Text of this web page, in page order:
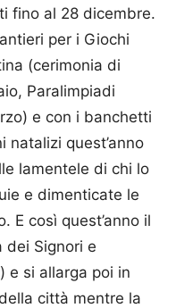
fino al 28 dicembre.
per i Giochi
(cerimonia di
Paralimpiadi
e con i banchetti
natalizi quest’anno
lamentele di chi lo
e dimenticate le
E così quest’anno il
dei Signori e
e si allarga poi in
città mentre la